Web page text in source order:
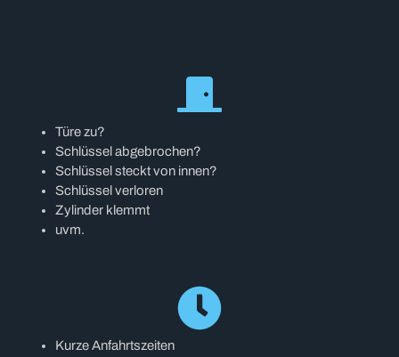
Türe zu?
Schlüssel abgebrochen?
Schlüssel steckt von innen?
Schlüssel verloren
Zylinder klemmt
uvm.
Kurze Anfahrtszeiten